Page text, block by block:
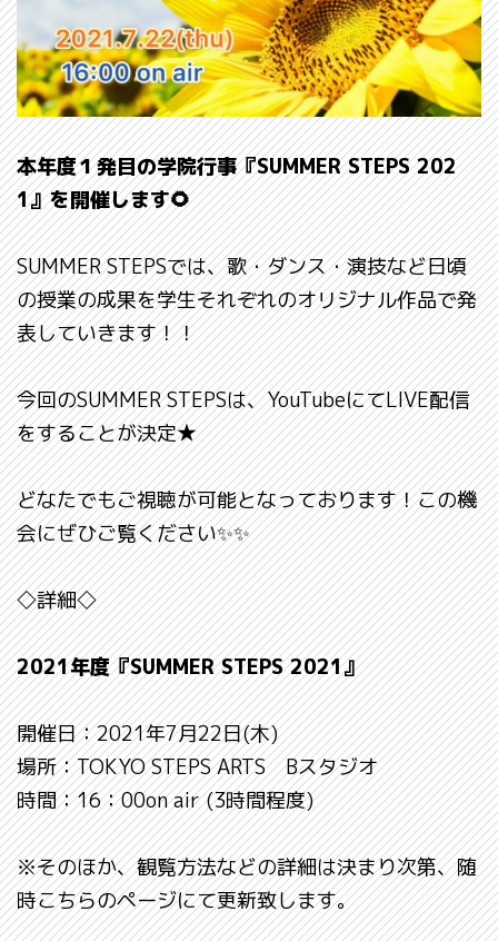
本年度１発目の学院行事『SUMMER STEPS 202
1』を開催します🌻
SUMMER STEPSでは、歌・ダンス・演技など日頃
の授業の成果を学生それぞれのオリジナル作品で発
表していきます！！
今回のSUMMER STEPSは、YouTubeにてLIVE配信
をすることが決定★
どなたでもご視聴が可能となっております！この機
会にぜひご覧ください✨✨
◇詳細◇
2021年度『SUMMER STEPS 2021』
開催日：2021年7月22日(木)
場所：TOKYO STEPS ARTS Bスタジオ
時間：16：00on air (3時間程度)
※そのほか、観覧方法などの詳細は決まり次第、随
時こちらのページにて更新致します。